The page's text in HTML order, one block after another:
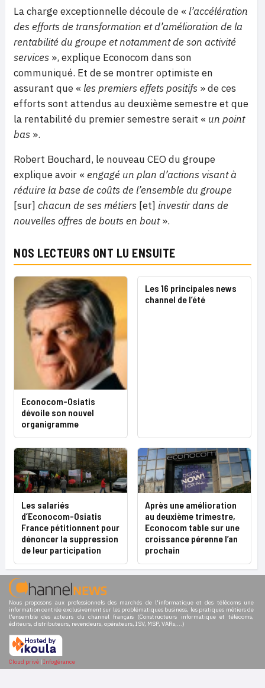
La charge exceptionnelle découle de « l’accélération
des efforts de transformation et d’amélioration de la
rentabilité du groupe et notamment de son activité
services », explique Econocom dans son
communiqué. Et de se montrer optimiste en
assurant que « les premiers effets positifs » de ces
efforts sont attendus au deuxième semestre et que
la rentabilité du premier semestre serait « un point
bas ».
Robert Bouchard, le nouveau CEO du groupe
explique avoir « engagé un plan d’actions visant à
réduire la base de coûts de l’ensemble du groupe
[sur] chacun de ses métiers [et] investir dans de
nouvelles offres de bouts en bout».
NOS LECTEURS ONT LU ENSUITE
Econocom-Osiatis
dévoile son nouvel
organigramme
Les 16 principales news
channel de l’été
Les salariés
d’Econocom-Osiatis
France pétitionnent pour
dénoncer la suppression
de leur participation
Après une amélioration
au deuxième trimestre,
Econocom table sur une
croissance pérenne l’an
prochain
Nous proposons aux professionnels des marchés de l'informatique et des télécoms une
information centrée exclusivement sur les problématiques business, les pratiques métiers de
l'ensemble des acteurs du channel français (Constructeurs informatique et télécoms,
éditeurs, distributeurs, revendeurs, opérateurs, ISV, MSP, VARs,...)
Cloud privé | Infogérance